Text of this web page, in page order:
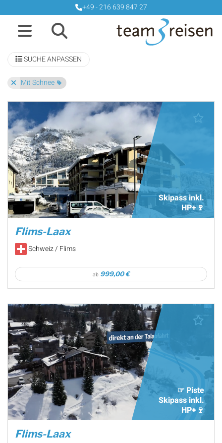
+49 - 216 639 847 27
SUCHE ANPASSEN
Mit Schnee
Skipass inkl.
HP+🍷
Flims-Laax
Schweiz / Flims
ab 999,00 €
☞ Piste
Skipass inkl.
HP+🍷
Flims-Laax